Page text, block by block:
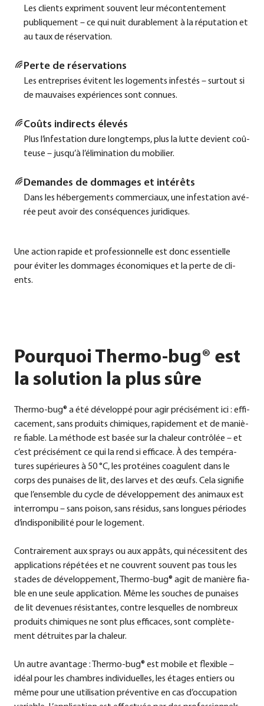
Les cli­ents expri­ment sou­vent leur mécon­ten­te­ment
publi­quement – ce qui nuit dura­blem­ent à la répu­ta­ti­on et
au taux de réser­va­ti­on.
Per­te de réser­va­tions
Les ent­re­pri­ses évi­tent les loge­ments infes­tés – sur­tout si
de mau­vai­ses expé­ri­en­ces sont con­nues.
Coûts indi­rects éle­vés
Plus l’infestation dure long­temps, plus la lut­te devi­ent coû­
teu­se – jusqu’à l’élimination du mobi­lier.
Deman­des de dom­mages et inté­rêts
Dans les héber­ge­ments com­mer­ciaux, une infe­sta­ti­on avé­
rée peut avoir des con­sé­quen­ces juri­di­ques.
Une action rapi­de et pro­fes­si­on­nel­le est donc essen­ti­el­le
pour évi­ter les dom­mages éco­no­mi­ques et la per­te de cli­
ents.
Pourquoi Thermo-bug® est
la solution la plus sûre
Ther­mo-bug® a été déve­lo­p­pé pour agir pré­cis­é­ment ici : effi­
ca­ce­ment, sans pro­duits chi­mi­ques, rapi­de­ment et de maniè­
re fia­ble. La métho­de est basée sur la chaleur con­trôlée – et
c’est pré­cis­é­ment ce qui la rend si effi­cace. À des tempé­ra­
tures supé­ri­eu­res à 50 °C, les pro­té­i­nes coagu­lent dans le
corps des punai­ses de lit, des lar­ves et des œufs. Cela signi­fie
que l’ensemble du cycle de déve­lo­p­pe­ment des ani­maux est
inter­rom­pu – sans poi­son, sans rési­dus, sans longues péri­odes
d’indisponibilité pour le loge­ment.
Con­trai­re­ment aux sprays ou aux appâts, qui néces­si­tent des
appli­ca­ti­ons répé­tées et ne cou­vrent sou­vent pas tous les
sta­des de déve­lo­p­pe­ment, Ther­mo-bug® agit de maniè­re fia­
ble en une seu­le appli­ca­ti­on. Même les sou­ch­es de punai­ses
de lit deve­nues résistan­tes, cont­re les­quel­les de nombreux
pro­duits chi­mi­ques ne sont plus effi­caces, sont com­plè­te­
ment détrui­tes par la chaleur.
Un aut­re avan­ta­ge : Ther­mo-bug® est mobi­le et fle­xi­ble –
idé­al pour les cham­bres indi­vi­du­el­les, les éta­ges entiers ou
même pour une uti­li­sa­ti­on pré­ven­ti­ve en cas d’occupation